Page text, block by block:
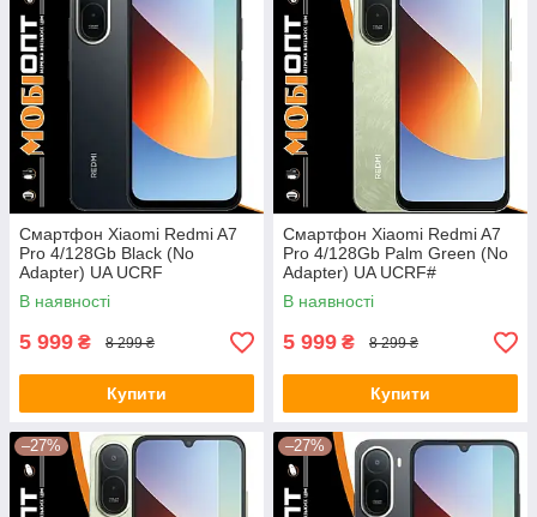
Смартфон Xiaomi Redmi A7
Pro 4/128Gb Black (No
Adapter) UA UCRF
В наявності
5 999 ₴ 8 299 ₴
Купити
Смартфон Xiaomi Redmi A7
Pro 4/128Gb Palm Green (No
Adapter) UA UCRF#
В наявності
5 999 ₴ 8 299 ₴
Купити
–27% –27%